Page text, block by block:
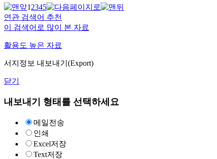
12345
연관 검색어 추천
이 검색어로 많이 본 자료
활용도 높은 자료
서지정보 내보내기(Export)
닫기
내보내기 형태를 선택하세요
메일전송
인쇄
Excel저장
Text저장